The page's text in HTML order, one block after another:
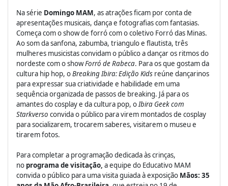
Na série Domingo MAM, as atrações ficam por conta de
apresentações musicais, dança e fotografias com fantasias.
Começa com o show de forró com o coletivo Forró das Minas.
Ao som da sanfona, zabumba, triangulo e flautista, três
mulheres musicistas convidam o público a dançar os ritmos do
nordeste com o showForró de Rabeca. Para os que gostam da
cultura hip hop, oBreaking Ibira: Edição Kids reúne dançarinos
para expressar sua criatividade e habilidade em uma
sequência organizada de passos de breaking. Já para os
amantes do cosplay e da cultura pop, oIbira Geek com
Starkverso convida o público para virem montados de cosplay
para socializarem, trocarem saberes, visitarem o museu e
tirarem fotos.
Para completar a programação dedicada às crinças,
no programa de visitação, a equipe do Educativo MAM
convida o público para uma visita guiada à exposição Mãos: 35